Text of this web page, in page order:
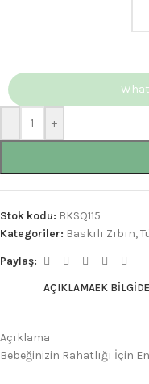
- +
Stok kodu: BKSQ115
Kategoriler: Baskılı Zıbın,
Paylaş:
AÇIKLAMAEK BILGI
Açıklama
Bebeğinizin Rahatlığı İçin